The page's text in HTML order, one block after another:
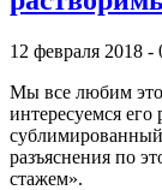
12 февраля 2018 -
Мы все любим
интересуемся
разъяснения по
стажем».